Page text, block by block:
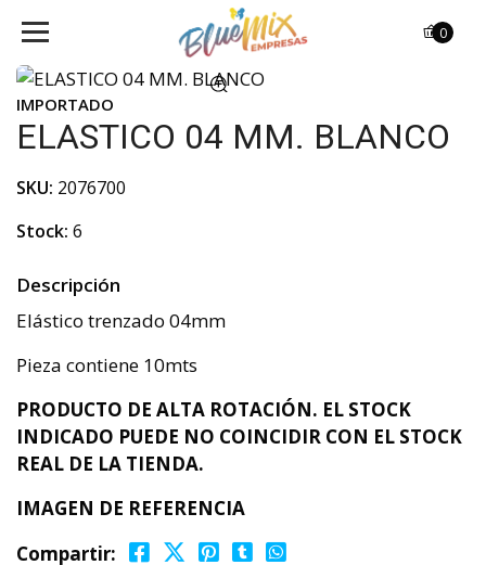
0
IMPORTADO
ELASTICO 04 MM. BLANCO
SKU: 2076700
Stock: 6
Descripción
Elástico trenzado 04mm
Pieza contiene 10mts
PRODUCTO DE ALTA ROTACIÓN. EL STOCK
INDICADO PUEDE NO COINCIDIR CON EL STOCK
REAL DE LA TIENDA.
IMAGEN DE REFERENCIA
Compartir: